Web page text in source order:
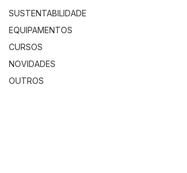
SUSTENTABILIDADE
EQUIPAMENTOS
CURSOS
NOVIDADES
OUTROS